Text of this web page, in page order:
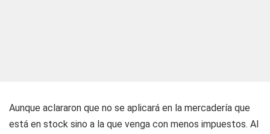
Aunque aclararon que no se aplicará en la mercadería que
está en stock sino a la que venga con menos impuestos. Al